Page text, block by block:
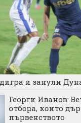
и занули
Георги Иванов:
отбора, които
първенството